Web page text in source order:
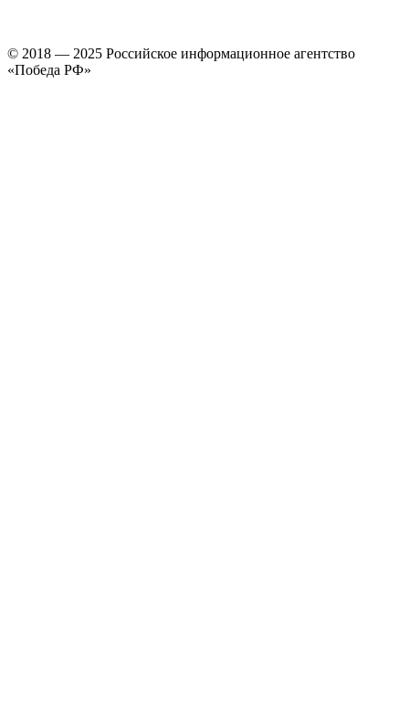
© 2018 — 2025 Российское информационное агентство
«Победа РФ»